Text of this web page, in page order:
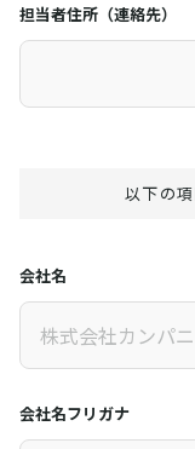
担当者住所（連絡先）
以下の
会社名
会社名フリガナ